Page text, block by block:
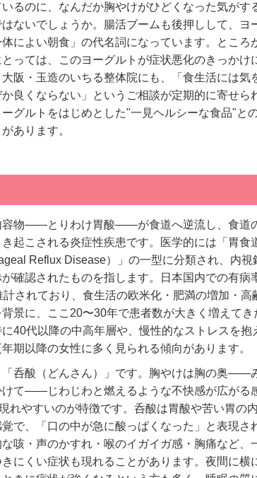
るのに、なんだか胸やけがひどくなった気がす
ないでしょうか。腸活ブームも後押しして、ヨ
によい朝食」の代名詞になっています。ところ
っては、このヨーグルトが症状悪化のきっかけ
阪・玉造のいちる整体院にも、「食生活には気
良くならない」というご相談が定期的に寄せら
グルトをはじめとした"一見ヘルシーな食品"と
あります。
容物——とりわけ胃酸——が食道へ逆流し、食道
起こされる炎症性疾患です。医学的には「胃食
Reflux Disease）」の一型に分類され、内視
確認されたものを指します。日本国内での有病
されており、食生活の欧米化・肥満の増加・高
景に、ここ20〜30年で患者数が大きく増えてき
40代以降の中高年層や、慢性的なストレスを抱
期以降の女性に多く見られる傾向があります。
「呑酸（どんさん）」です。胸やけは胸の奥——
けて——じわじわと燃えるような不快感が広がる
れやすいのが特徴です。呑酸は胃酸や苦い胃の
で、「口の中が急に酸っぱくなった」と表現さ
咳・声のかすれ・喉のイガイガ感・胸痛など、
にくい症状も現れることがあります。夜間に横